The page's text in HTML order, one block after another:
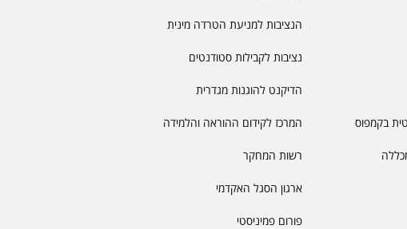
בקמפוס
הנציבות למניעת הטרדה מינית
נציבות לקבילות סטודנטים
הדיקנט להוגנות מגדרית
המרכז לקידום ההוראה והלמידה
רשות המחקר
ארגון הסגל האקדמי
פורום פמיניסטי